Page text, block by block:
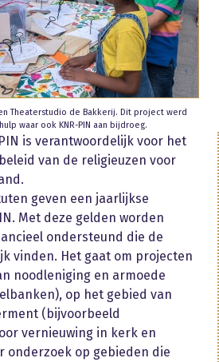
Theaterstudio de Bakkerij. Dit project werd
waar ook KNR-PIN aan bijdroeg.
is verantwoordelijk voor het
van de religieuzen voor
geven een jaarlijkse
Met deze gelden worden
ondersteund die de
vinden. Het gaat om projecten
noodleniging en armoede
op het gebied van
(bijvoorbeeld
vernieuwing in kerk en
onderzoek op gebieden die